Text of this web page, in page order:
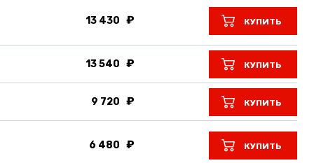
13 430 КУПИТЬ
13 540 КУПИТЬ
9 720 КУПИТЬ
6 480 КУПИТЬ